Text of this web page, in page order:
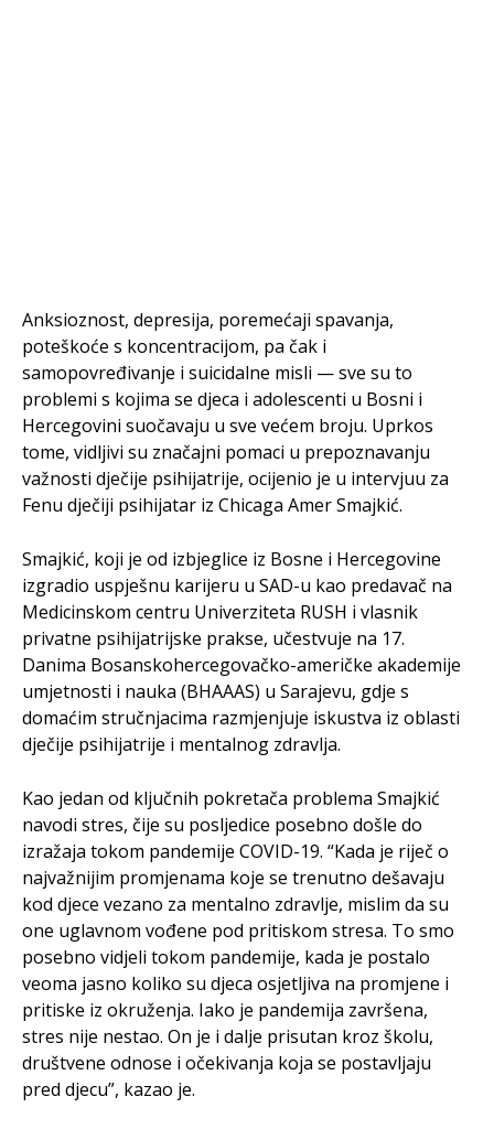
Anksioznost, depresija, poremećaji spavanja,
poteškoće s koncentracijom, pa čak i
samopovređivanje i suicidalne misli — sve su to
problemi s kojima se djeca i adolescenti u Bosni i
Hercegovini suočavaju u sve većem broju. Uprkos
tome, vidljivi su značajni pomaci u prepoznavanju
važnosti dječije psihijatrije, ocijenio je u intervjuu za
Fenu dječiji psihijatar iz Chicaga Amer Smajkić.
Smajkić, koji je od izbjeglice iz Bosne i Hercegovine
izgradio uspješnu karijeru u SAD-u kao predavač na
Medicinskom centru Univerziteta RUSH i vlasnik
privatne psihijatrijske prakse, učestvuje na 17.
Danima Bosanskohercegovačko-američke akademije
umjetnosti i nauka (BHAAAS) u Sarajevu, gdje s
domaćim stručnjacima razmjenjuje iskustva iz oblasti
dječije psihijatrije i mentalnog zdravlja.
Kao jedan od ključnih pokretača problema Smajkić
navodi stres, čije su posljedice posebno došle do
izražaja tokom pandemije COVID-19. “Kada je riječ o
najvažnijim promjenama koje se trenutno dešavaju
kod djece vezano za mentalno zdravlje, mislim da su
one uglavnom vođene pod pritiskom stresa. To smo
posebno vidjeli tokom pandemije, kada je postalo
veoma jasno koliko su djeca osjetljiva na promjene i
pritiske iz okruženja. Iako je pandemija završena,
stres nije nestao. On je i dalje prisutan kroz školu,
društvene odnose i očekivanja koja se postavljaju
pred djecu”, kazao je.